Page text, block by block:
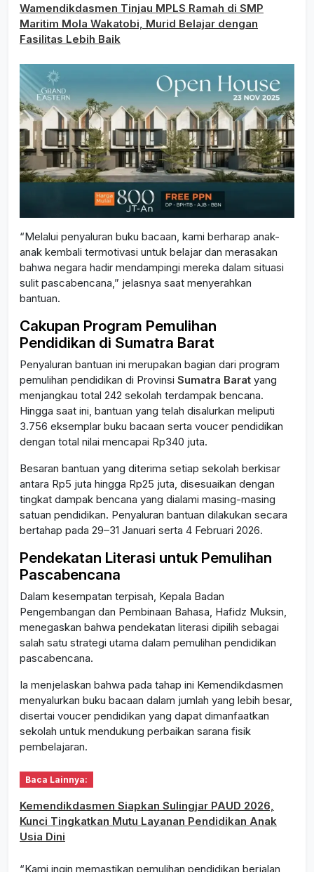
Wamendikdasmen Tinjau MPLS Ramah di SMP
Maritim Mola Wakatobi, Murid Belajar dengan
Fasilitas Lebih Baik
“Melalui penyaluran buku bacaan, kami berharap anak-
anak kembali termotivasi untuk belajar dan merasakan
bahwa negara hadir mendampingi mereka dalam situasi
sulit pascabencana,” jelasnya saat menyerahkan
bantuan.
Cakupan Program Pemulihan
Pendidikan di Sumatra Barat
Penyaluran bantuan ini merupakan bagian dari program
pemulihan pendidikan di Provinsi Sumatra Barat yang
menjangkau total 242 sekolah terdampak bencana.
Hingga saat ini, bantuan yang telah disalurkan meliputi
3.756 eksemplar buku bacaan serta voucer pendidikan
dengan total nilai mencapai Rp340 juta.
Besaran bantuan yang diterima setiap sekolah berkisar
antara Rp5 juta hingga Rp25 juta, disesuaikan dengan
tingkat dampak bencana yang dialami masing-masing
satuan pendidikan. Penyaluran bantuan dilakukan secara
bertahap pada 29–31 Januari serta 4 Februari 2026.
Pendekatan Literasi untuk Pemulihan
Pascabencana
Dalam kesempatan terpisah, Kepala Badan
Pengembangan dan Pembinaan Bahasa, Hafidz Muksin,
menegaskan bahwa pendekatan literasi dipilih sebagai
salah satu strategi utama dalam pemulihan pendidikan
pascabencana.
Ia menjelaskan bahwa pada tahap ini Kemendikdasmen
menyalurkan buku bacaan dalam jumlah yang lebih besar,
disertai voucer pendidikan yang dapat dimanfaatkan
sekolah untuk mendukung perbaikan sarana fisik
pembelajaran.
Baca Lainnya:
Kemendikdasmen Siapkan Sulingjar PAUD 2026,
Kunci Tingkatkan Mutu Layanan Pendidikan Anak
Usia Dini
“Kami ingin memastikan pemulihan pendidikan berjalan